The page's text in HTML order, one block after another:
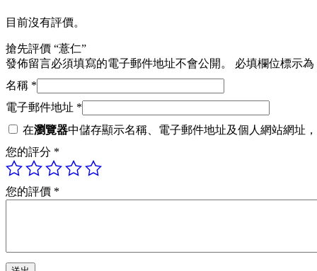
目前沒有評價。
搶先評價 “薏仁”
發佈留言必須填寫的電子郵件地址不會公開。
必填欄位標示為
名稱 *
電子郵件地址 *
在瀏覽器中儲存顯示名稱、電子郵件地址及個人網站網址
您的評分 *
您的評價 *